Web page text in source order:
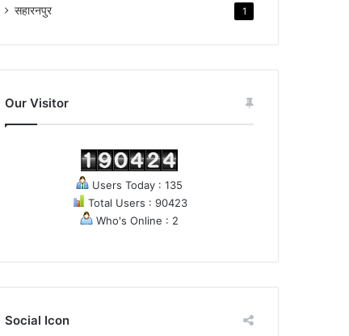
सहारनपुर 1
Our Visitor
Users Today : 135
Total Users : 90423
Who's Online : 2
Social Icon